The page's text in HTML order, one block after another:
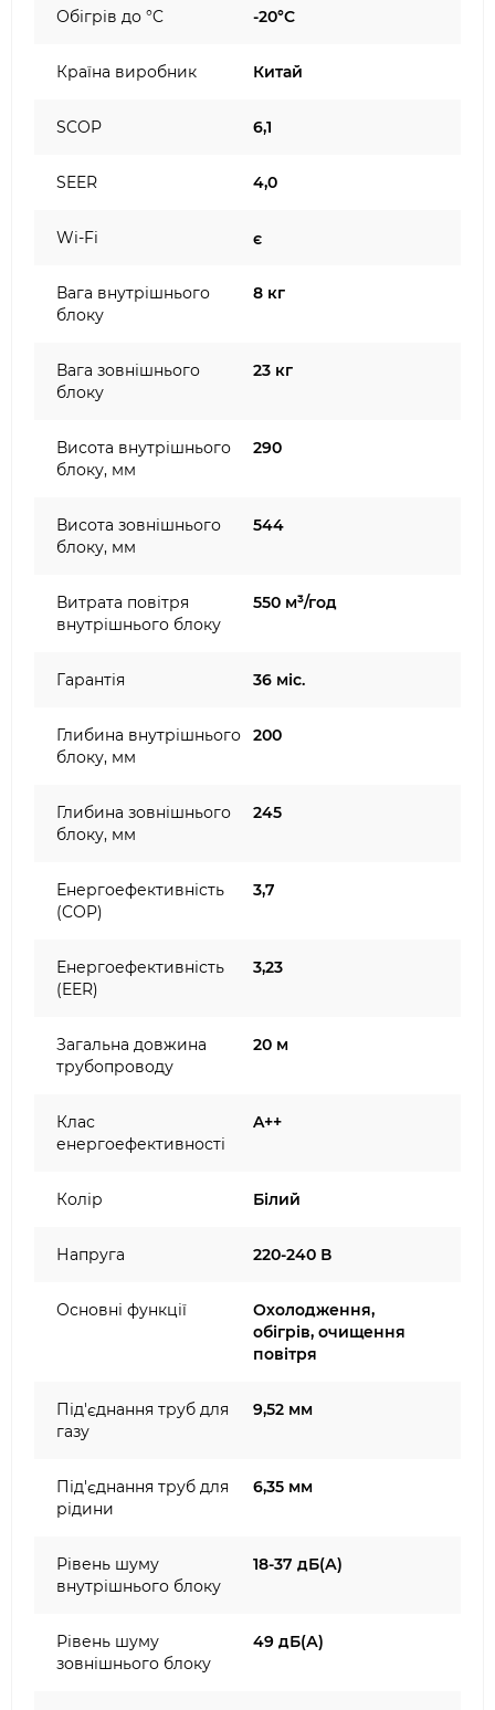
Обігрів до °C -20°C
Країна виробник Китай
SCOP 6,1
SEER 4,0
Wi-Fi є
Вага внутрішнього
блоку
8 кг
Вага зовнішнього
блоку
23 кг
Висота внутрішнього
блоку, мм
290
Висота зовнішнього
блоку, мм
544
Витрата повітря
внутрішнього блоку
550 м³/год
Гарантія 36 міс.
Глибина внутрішнього
блоку, мм
200
Глибина зовнішнього
блоку, мм
245
Енергоефективність
(COP)
3,7
Енергоефективність
(EER)
3,23
Загальна довжина
трубопроводу
20 м
Клас
енергоефективності
A++
Колір Білий
Напруга 220-240 В
Основні функції
Охолодження,
обігрів, очищення
повітря
Під'єднання труб для
газу
9,52 мм
Під'єднання труб для
рідини
6,35 мм
Рівень шуму
внутрішнього блоку
18-37 дБ(А)
Рівень шуму
зовнішнього блоку
49 дБ(А)